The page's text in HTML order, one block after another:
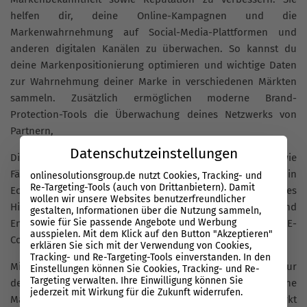
helfen dir, deine Online-Kampagnen und die
Markenwahrnehmung auf Social-Media-Plattformen und
anderen digitalen Kanälen zu überwachen. So kannst du
deine Markenpositionierung optimieren und wichtige Daten
zur Wahrnehmung deiner Marke in verschiedenen Märkten
sammeln. Zusätzlich ermöglichen moderne Brand-
Protection-Tools die Überwachung deines Netzwerks von
Partnern,
Distributoren und Händlern. Sie erkennen Bedrohungen wie
Fälschungen, Piraterie oder unautorisierte Verkäufe in
Echtzeit und schützen deine Marke aktiv. Ein weiteres
Highlight: Die Tools reagieren flexibel auf globale Trends und
Entwicklungen im Markenschutz, insbesondere im Bereich E-
Commerce und Social Media.
Mit den richtigen Brand-Protection-Tools kannst du nicht nur
den ROI für dein Unternehmen steigern, sondern auch deine
Marke effektiv schützen und deine Position auf dem Markt
Datenschutzeinstellungen
onlinesolutionsgroup.de nutzt Cookies, Tracking- und
Re-Targeting-Tools (auch von Drittanbietern). Damit
wollen wir unsere Websites benutzerfreundlicher
gestalten, Informationen über die Nutzung sammeln,
sowie für Sie passende Angebote und Werbung
ausspielen. Mit dem Klick auf den Button "Akzeptieren"
erklären Sie sich mit der Verwendung von Cookies,
Tracking- und Re-Targeting-Tools einverstanden. In den
Einstellungen können Sie Cookies, Tracking- und Re-
Targeting verwalten. Ihre Einwilligung können Sie
jederzeit mit Wirkung für die Zukunft widerrufen.